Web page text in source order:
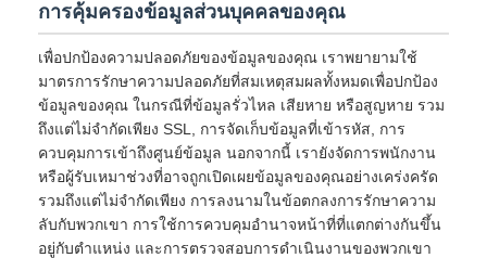
การคุ้มครองข้อมูลส่วนบุคคลของคุณ
เพื่อปกป้องความปลอดภัยของข้อมูลของคุณ เราพยายามใช้
มาตรการรักษาความปลอดภัยที่สมเหตุสมผลทั้งหมดเพื่อปกป้อง
ข้อมูลของคุณ ในกรณีที่ข้อมูลรั่วไหล เสียหาย หรือสูญหาย รวม
ถึงแต่ไม่จำกัดเพียง SSL, การจัดเก็บข้อมูลที่เข้ารหัส, การ
ควบคุมการเข้าถึงศูนย์ข้อมูล นอกจากนี้ เรายังจัดการพนักงาน
หรือผู้รับเหมาช่วงที่อาจถูกเปิดเผยข้อมูลของคุณอย่างเคร่งครัด
รวมถึงแต่ไม่จำกัดเพียง การลงนามในข้อตกลงการรักษาความ
ลับกับพวกเขา การใช้การควบคุมอำนาจหน้าที่ที่แตกต่างกันขึ้น
อยู่กับตำแหน่ง และการตรวจสอบการดำเนินงานของพวกเขา